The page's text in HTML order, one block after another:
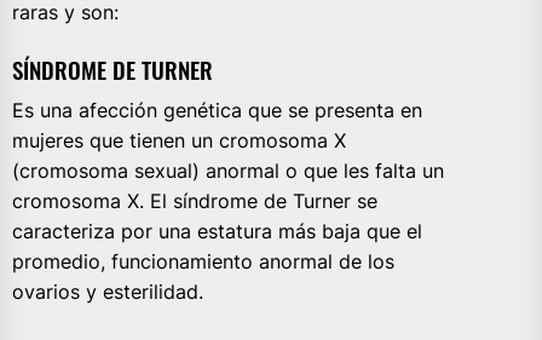
raras y son:
SÍNDROME DE TURNER
Es una afección genética que se presenta en
mujeres que tienen un cromosoma X
(cromosoma sexual) anormal o que les falta un
cromosoma X. El síndrome de Turner se
caracteriza por una estatura más baja que el
promedio, funcionamiento anormal de los
ovarios y esterilidad.